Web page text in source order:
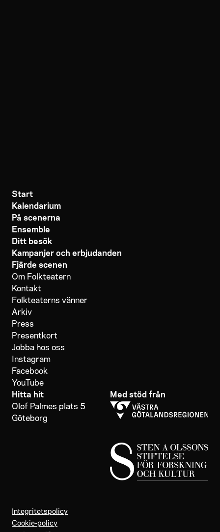
Start
Kalendarium
På scenerna
Ensemble
Ditt besök
Kampanjer och erbjudanden
Fjärde scenen
Om Folkteatern
Kontakt
Folkteaterns vänner
Arkiv
Press
Presentkort
Jobba hos oss
Instagram
Facebook
YouTube
Hitta hit
Olof Palmes plats 5
Göteborg
Med stöd från
Integritetspolicy
Cookie-policy